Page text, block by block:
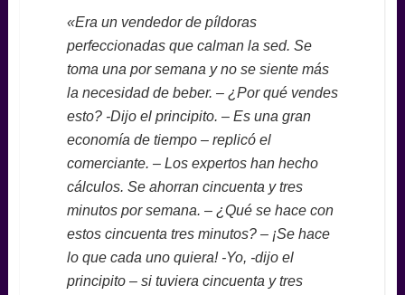
«Era un vendedor de píldoras
perfeccionadas que calman la sed. Se
toma una por semana y no se siente más
la necesidad de beber. – ¿Por qué vendes
esto? -Dijo el principito. – Es una gran
economía de tiempo – replicó el
comerciante. – Los expertos han hecho
cálculos. Se ahorran cincuenta y tres
minutos por semana. – ¿Qué se hace con
estos cincuenta tres minutos? – ¡Se hace
lo que cada uno quiera! -Yo, -dijo el
principito – si tuviera cincuenta y tres